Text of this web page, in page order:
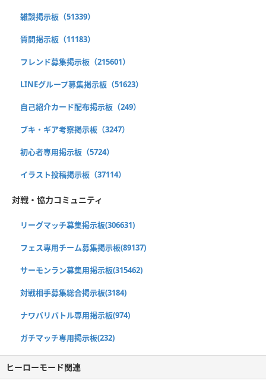
雑談掲示板（51339）
質問掲示板（11183）
フレンド募集掲示板（215601）
LINEグループ募集掲示板（51623）
自己紹介カード配布掲示板（249）
ブキ・ギア考察掲示板（3247）
初心者専用掲示板（5724）
イラスト投稿掲示板（37114）
対戦・協力コミュニティ
リーグマッチ募集掲示板(306631)
フェス専用チーム募集掲示板(89137)
サーモンラン募集用掲示板(315462)
対戦相手募集総合掲示板(3184)
ナワバリバトル専用掲示板(974)
ガチマッチ専用掲示板(232)
ヒーローモード関連